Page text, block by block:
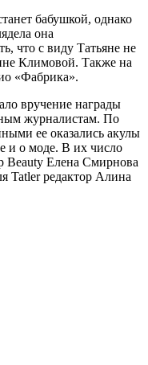
бабушкой, однако
она
что с виду Татьяне не
Климовой. Также на
«Фабрика».
вручение награды
журналистам. По
ее оказались акулы
и о моде. В их число
Beauty Елена Смирнова
Tatler редактор Алина